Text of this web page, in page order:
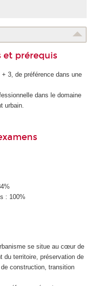
et prérequis
+ 3, de préférence dans une
dans le domaine
urbain.
: 100%
se situe au cœur de
du territoire, préservation de
de construction, transition